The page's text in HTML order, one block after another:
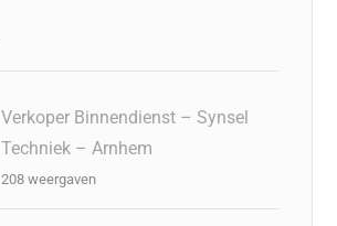
Verkoper Binnendienst – Synsel
Techniek – Arnhem
208 weergaven